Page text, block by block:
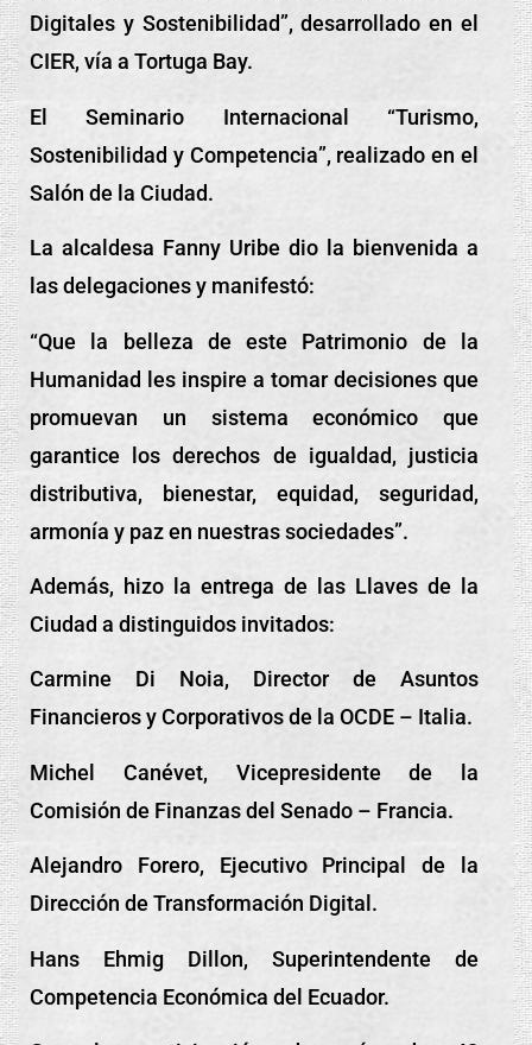
Digitales y Sostenibilidad”, desarrollado en el
CIER, vía a Tortuga Bay.
El Seminario Internacional “Turismo,
Sostenibilidad y Competencia”, realizado en el
Salón de la Ciudad.
La alcaldesa Fanny Uribe dio la bienvenida a
las delegaciones y manifestó:
“Que la belleza de este Patrimonio de la
Humanidad les inspire a tomar decisiones que
promuevan un sistema económico que
garantice los derechos de igualdad, justicia
distributiva, bienestar, equidad, seguridad,
armonía y paz en nuestras sociedades”.
Además, hizo la entrega de las Llaves de la
Ciudad a distinguidos invitados:
Carmine Di Noia, Director de Asuntos
Financieros y Corporativos de la OCDE – Italia.
Michel Canévet, Vicepresidente de la
Comisión de Finanzas del Senado – Francia.
Alejandro Forero, Ejecutivo Principal de la
Dirección de Transformación Digital.
Hans Ehmig Dillon, Superintendente de
Competencia Económica del Ecuador.